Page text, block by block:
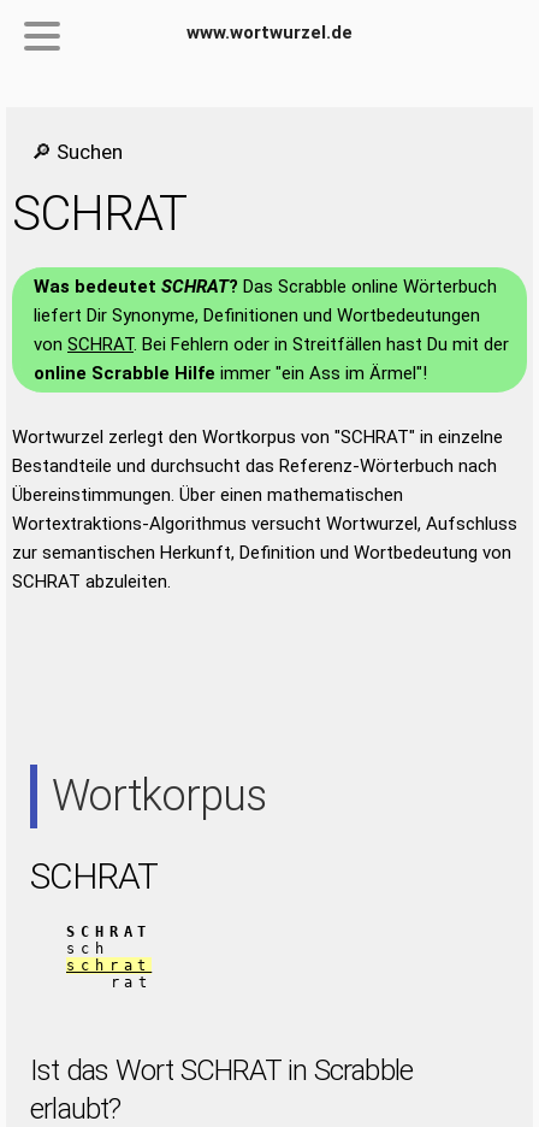
www.wortwurzel.de
🔎 Suchen
SCHRAT
Was bedeutet SCHRAT? Das Scrabble online Wörterbuch
liefert Dir Synonyme, Definitionen und Wortbedeutungen
von SCHRAT. Bei Fehlern oder in Streitfällen hast Du mit der
online Scrabble Hilfe immer "ein Ass im Ärmel"!
Wortwurzel zerlegt den Wortkorpus von "SCHRAT" in einzelne
Bestandteile und durchsucht das Referenz-Wörterbuch nach
Übereinstimmungen. Über einen mathematischen
Wortextraktions-Algorithmus versucht Wortwurzel, Aufschluss
zur semantischen Herkunft, Definition und Wortbedeutung von
SCHRAT abzuleiten.
Wortkorpus
SCHRAT
SCHRAT
sch
schrat
rat
Ist das Wort SCHRAT in Scrabble
erlaubt?